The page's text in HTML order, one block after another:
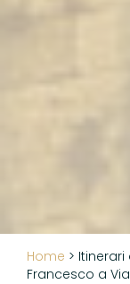
Home >
Francesco a